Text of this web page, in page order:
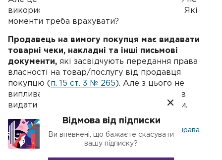
використовують, можуть забути про чеки. Які
моменти треба врахувати?
Продавець на вимогу покупця має видавати
товарні чеки, накладні та інші письмові
документи, які засвідчують передання права
власності на товар/послугу від продавця
покупцю ( п. 15 ст. 3 № 265 ). Але з цього не
випливає, що, якщо покупець не попросив
видати чек, ви не повинні його виписувати.
Що підприємець має знати про права
Відмова від підписки
Ви впевнені, що бажаєте скасувати
вашу підписку?